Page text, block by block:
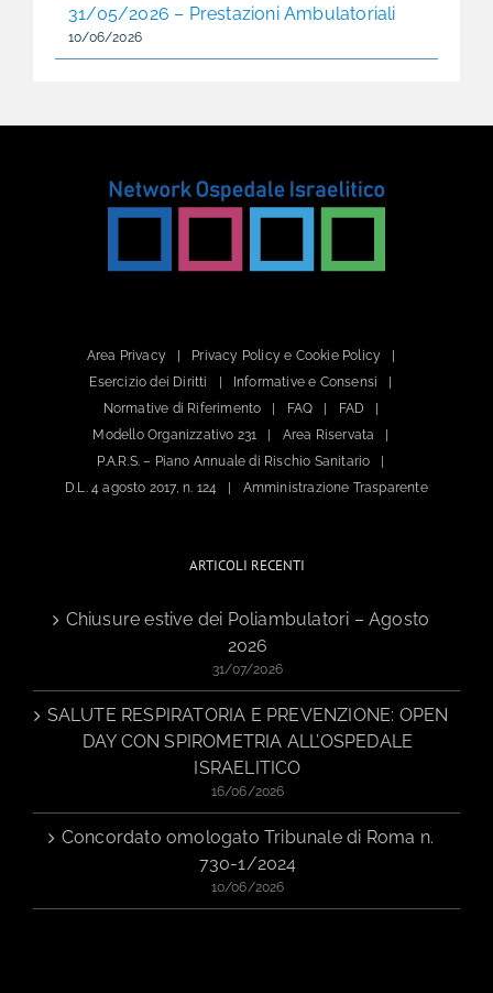
31/05/2026 – Prestazioni Ambulatoriali
10/06/2026
Area Privacy
Privacy Policy e Cookie Policy
Esercizio dei Diritti
Informative e Consensi
Normative di Riferimento
FAQ
FAD
Modello Organizzativo 231
Area Riservata
P.A.R.S. – Piano Annuale di Rischio Sanitario
D.L. 4 agosto 2017, n. 124
Amministrazione Trasparente
ARTICOLI RECENTI
Chiusure estive dei Poliambulatori – Agosto
2026
31/07/2026
SALUTE RESPIRATORIA E PREVENZIONE: OPEN
DAY CON SPIROMETRIA ALL’OSPEDALE
ISRAELITICO
16/06/2026
Concordato omologato Tribunale di Roma n.
730-1/2024
10/06/2026